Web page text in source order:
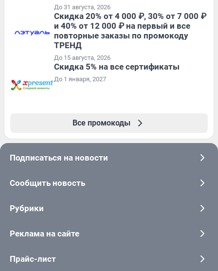
До 31 августа, 2026
Скидка 20% от 4 000 ₽, 30% от 7 000 ₽
и 40% от 12 000 ₽ на первый и все
повторные заказы по промокоду
ТРЕНД
До 15 августа, 2026
Скидка 5% на все сертификаты
До 1 января, 2027
Все промокоды
Подписаться на новости
Сообщить новость
Рубрики
Реклама на сайте
Прайс-лист